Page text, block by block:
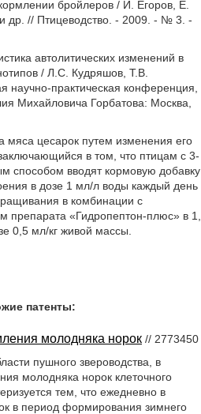
бройлеров / И. Егоров, Е.
др. // Птицеводство. - 2009. - № 3. -
автолитических изменений в
/ Л.С. Кудряшов, Т.В.
научно-практическая конференция,
Михайловича Горбатова: Москва,
мяса цесарок путем изменения его
в том, что птицам с 3-
способом вводят кормовую добавку
в дозе 1 мл/л воды каждый день
в комбинации с
«Гидропептон-плюс» в 1,
0,5 мл/кг живой массы.
патенты:
молодняка норок // 2773450
пушного звероводства, в
молодняка норок клеточного
тем, что ежедневно в
в период формирования зимнего